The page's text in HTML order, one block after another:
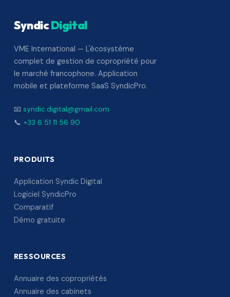
SyndicDigital
VME International — L'écosystème
complet de gestion de copropriété pour
le marché francophone. Application
mobile et plateforme SaaS SyndicPro.
📧 syndic.digital@gmail.com
📞 +33 6 51 11 56 90
PRODUITS
Application Syndic Digital
Logiciel SyndicPro
Comparatif
Démo gratuite
RESSOURCES
Annuaire des copropriétés
Annuaire des cabinets